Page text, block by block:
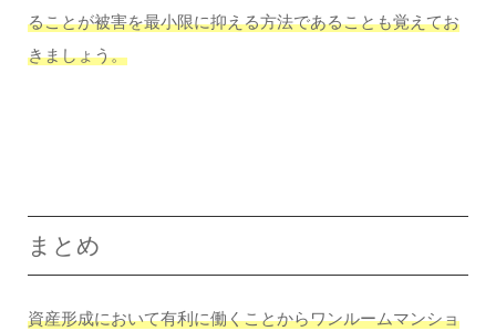
ることが被害を最小限に抑える方法であることも覚えてお
きましょう。
まとめ
資産形成において有利に働くことからワンルームマンショ